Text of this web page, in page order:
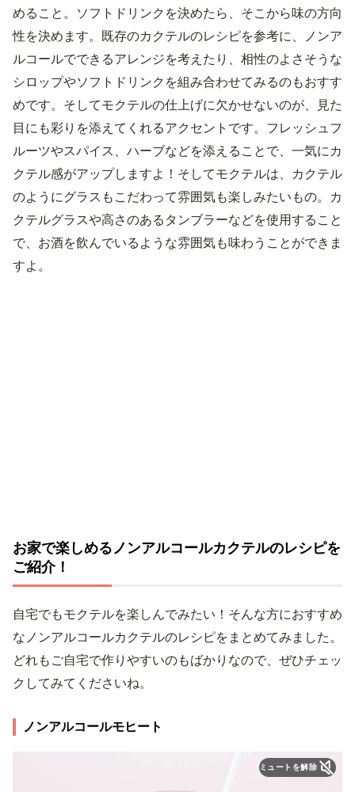
めること。ソフトドリンクを決めたら、そこから味の方向
性を決めます。既存のカクテルのレシピを参考に、ノンア
ルコールでできるアレンジを考えたり、相性のよさそうな
シロップやソフトドリンクを組み合わせてみるのもおすす
めです。そしてモクテルの仕上げに欠かせないのが、見た
目にも彩りを添えてくれるアクセントです。フレッシュフ
ルーツやスパイス、ハーブなどを添えることで、一気にカ
クテル感がアップしますよ！そしてモクテルは、カクテル
のようにグラスもこだわって雰囲気も楽しみたいもの。カ
クテルグラスや高さのあるタンブラーなどを使用すること
で、お酒を飲んでいるような雰囲気も味わうことができま
すよ。
お家で楽しめるノンアルコールカクテルのレシピを
ご紹介！
自宅でもモクテルを楽しんでみたい！そんな方におすすめ
なノンアルコールカクテルのレシピをまとめてみました。
どれもご自宅で作りやすいのもばかりなので、ぜひチェッ
クしてみてくださいね。
ノンアルコールモヒート
ミュートを解除